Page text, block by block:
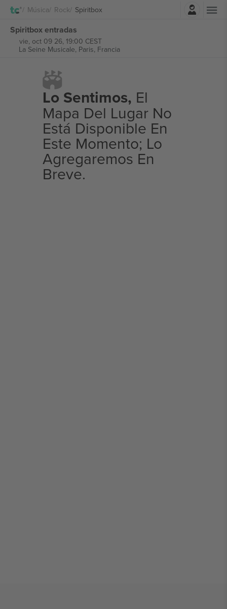
Música Rock Spiritbox
Spiritbox entradas
vie, oct 09 26, 19:00 CEST
La Seine Musicale, Paris, Francia
Lo Sentimos, El
Mapa Del Lugar No
Está Disponible En
Este Momento; Lo
Agregaremos En
Breve.